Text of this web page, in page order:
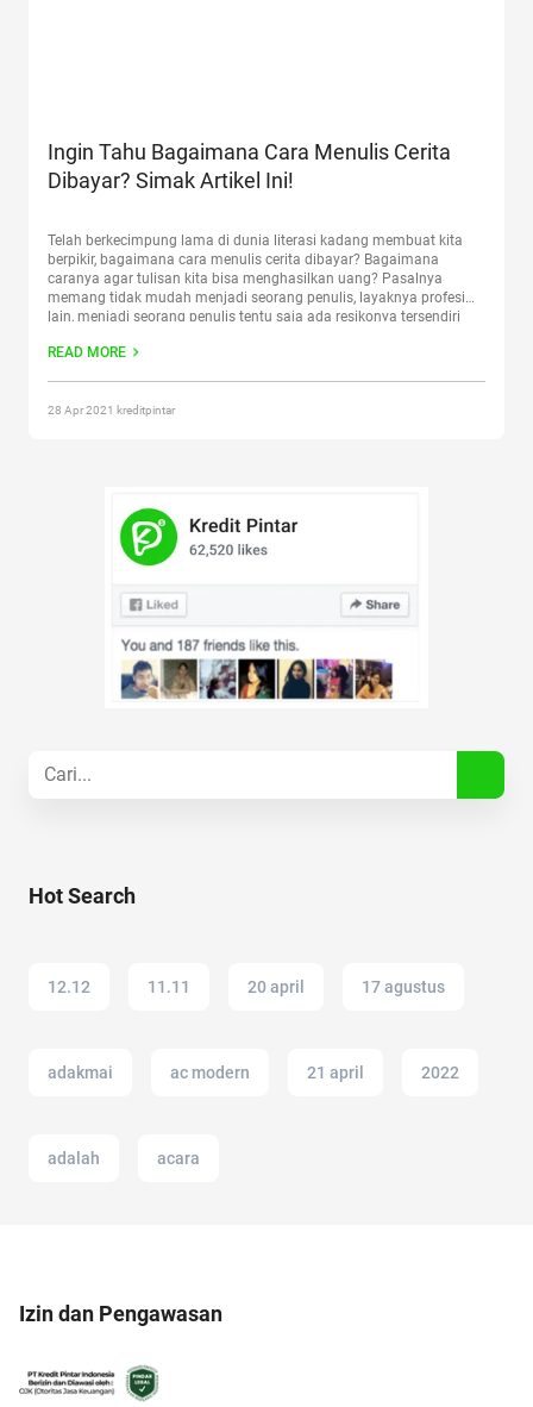
Ingin Tahu Bagaimana Cara Menulis Cerita
Dibayar? Simak Artikel Ini!
Telah berkecimpung lama di dunia literasi kadang membuat kita
berpikir, bagaimana cara menulis cerita dibayar? Bagaimana
caranya agar tulisan kita bisa menghasilkan uang? Pasalnya
memang tidak mudah menjadi seorang penulis, layaknya profesi
lain, menjadi seorang penulis tentu saja ada resikonya tersendiri
Banyak sekali yang berprofesi sebagai
READ MORE
28 Apr 2021 kreditpintar
Hot Search
12.12 11.11 20 april 17 agustus
adakmai ac modern 21 april 2022
adalah acara
Izin dan Pengawasan